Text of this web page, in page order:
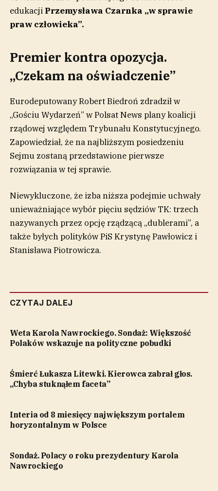
edukacji Przemysława Czarnka „w sprawie
praw człowieka”.
Premier kontra opozycja.
„Czekam na oświadczenie”
Eurodeputowany Robert Biedroń zdradził w
„Gościu Wydarzeń” w Polsat News plany koalicji
rządowej względem Trybunału Konstytucyjnego.
Zapowiedział, że na najbliższym posiedzeniu
Sejmu zostaną przedstawione pierwsze
rozwiązania w tej sprawie.
Niewykluczone, że izba niższa podejmie uchwały
unieważniające wybór pięciu sędziów TK: trzech
nazywanych przez opcję rządzącą „dublerami”, a
także byłych polityków PiS Krystynę Pawłowicz i
Stanisława Piotrowicza.
CZYTAJ DALEJ
Weta Karola Nawrockiego. Sondaż: Większość
Polaków wskazuje na polityczne pobudki
Śmierć Łukasza Litewki. Kierowca zabrał głos.
„Chyba stuknąłem faceta”
Interia od 8 miesięcy największym portalem
horyzontalnym w Polsce
Sondaż. Polacy o roku prezydentury Karola
Nawrockiego